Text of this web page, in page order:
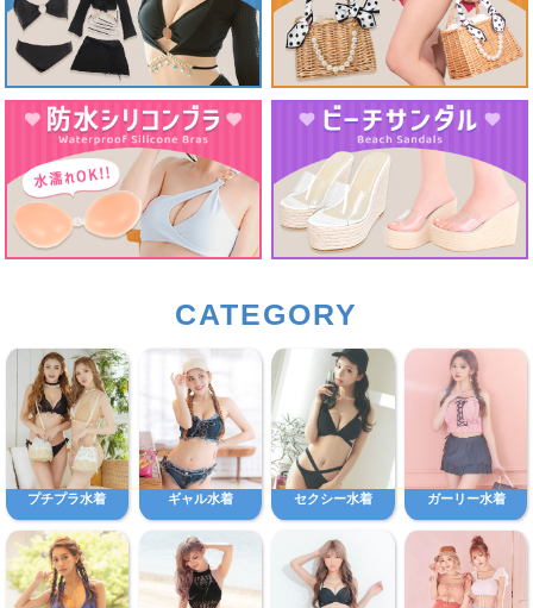
CATEGORY
プチプラ水着 ギャル水着 セクシー水着 ガーリー水着